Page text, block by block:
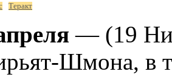
Теракт
— (19
Шмона, в